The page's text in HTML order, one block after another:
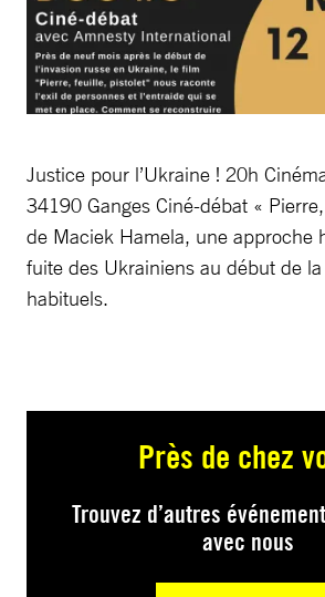
Justice pour l’Ukraine ! 20h
34190 Ganges Ciné-débat «
de Maciek Hamela, une approche
fuite des Ukrainiens au début de
habituels.
Près de chez
Trouvez d’autres
avec nous